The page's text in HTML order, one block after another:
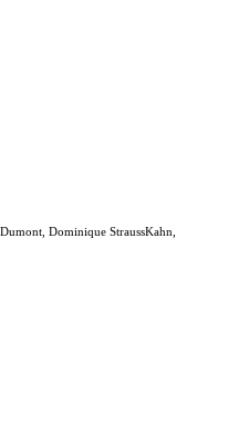
Dominique StraussKahn,